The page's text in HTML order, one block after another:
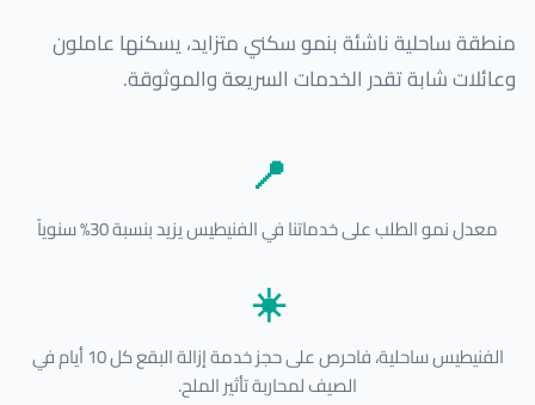
منطقة ساحلية ناشئة بنمو سكني متزايد، يسكنها عاملون
وعائلات شابة تقدر الخدمات السريعة والموثوقة.
📍
معدل نمو الطلب على خدماتنا في الفنيطيس يزيد بنسبة 30% سنوياً
☀️
الفنيطيس ساحلية، فاحرص على حجز خدمة إزالة البقع كل 10 أيام في
الصيف لمحاربة تأثير الملح.